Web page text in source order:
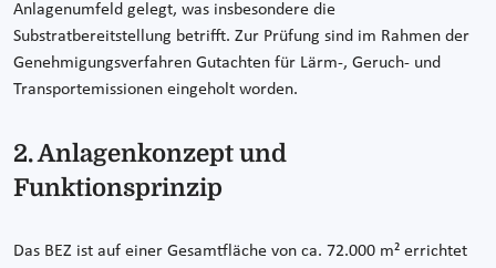
Anlagenumfeld gelegt, was insbesondere die
Substratbereitstellung betrifft. Zur Prüfung sind im Rahmen der
Genehmigungsverfahren Gutachten für Lärm-, Geruch- und
Transportemissionen eingeholt worden.
2. Anlagenkonzept und
Funktionsprinzip
Das BEZ ist auf einer Gesamtfläche von ca. 72.000 m² errichtet